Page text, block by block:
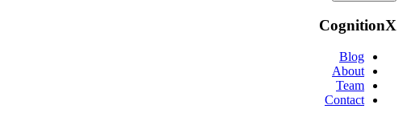
CognitionX
Blog
About
Team
Contact